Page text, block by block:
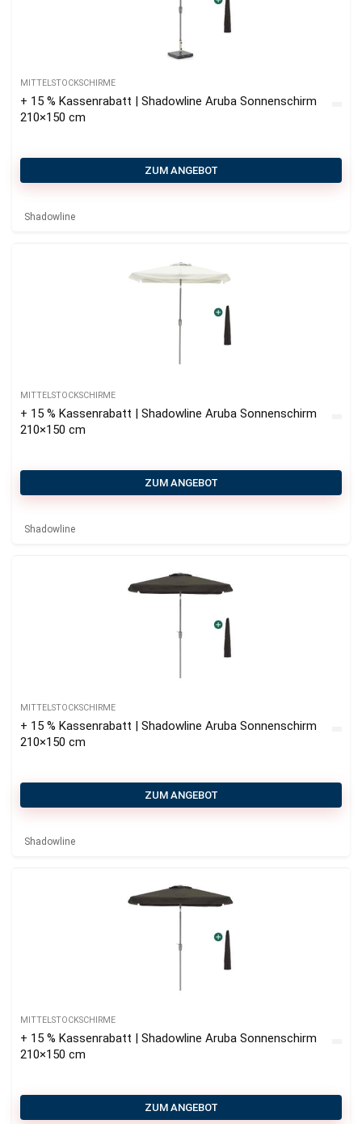
MITTELSTOCKSCHIRME
+ 15 % Kassenrabatt | Shadowline Aruba Sonnenschirm
210×150 cm
ZUM ANGEBOT
Shadowline
MITTELSTOCKSCHIRME
+ 15 % Kassenrabatt | Shadowline Aruba Sonnenschirm
210×150 cm
ZUM ANGEBOT
Shadowline
MITTELSTOCKSCHIRME
+ 15 % Kassenrabatt | Shadowline Aruba Sonnenschirm
210×150 cm
ZUM ANGEBOT
Shadowline
MITTELSTOCKSCHIRME
+ 15 % Kassenrabatt | Shadowline Aruba Sonnenschirm
210×150 cm
ZUM ANGEBOT